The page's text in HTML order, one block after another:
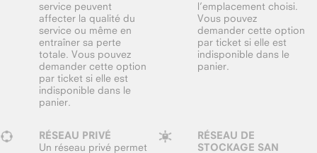
service peuvent
affecter la qualité du
service ou même en
entraîner sa perte
totale. Vous pouvez
demander cette option
par ticket si elle est
indisponible dans le
panier.
l’emplacement choisi.
Vous pouvez
demander cette option
par ticket si elle est
indisponible dans le
panier.
RÉSEAU PRIVÉ
Un réseau privé permet
RÉSEAU DE
STOCKAGE SAN